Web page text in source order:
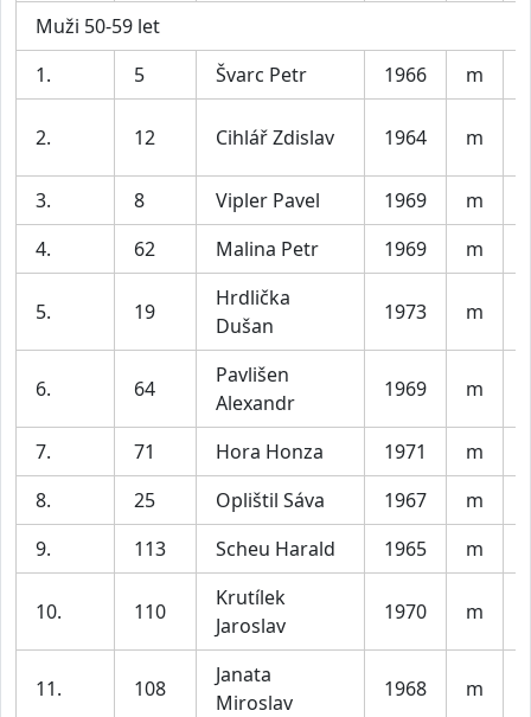
Muži 50-59 let
1.
5 Švarc Petr 1966 m
2. 12 Cihlář Zdislav 1964 m
3.
8 Vipler Pavel 1969 m
4.
62 Malina Petr 1969 m
5. 19
Hrdlička
Dušan
1973 m
6. 64
Pavlišen
Alexandr
1969 m
7. 71 Hora Honza 1971 m
8.
25 Oplištil Sáva 1967 m
9.
113 Scheu Harald 1965 m
10. 110
Krutílek
Jaroslav
1970 m
11. 108
Janata
Miroslav
1968 m